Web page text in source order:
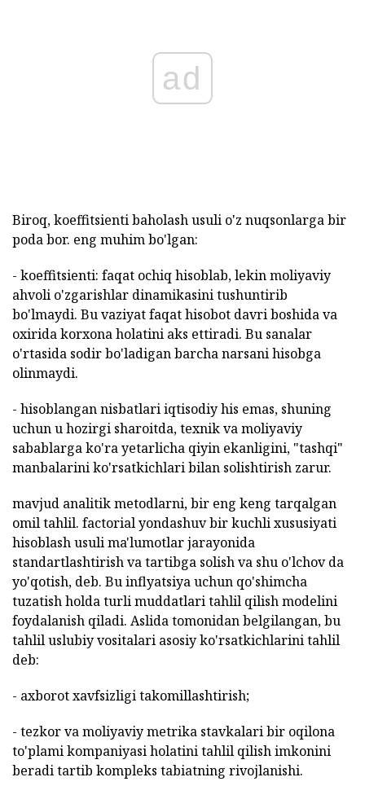
ad
Biroq, koeffitsienti baholash usuli o'z nuqsonlarga bir
poda bor. eng muhim bo'lgan:
- koeffitsienti: faqat ochiq hisoblab, lekin moliyaviy
ahvoli o'zgarishlar dinamikasini tushuntirib
bo'lmaydi. Bu vaziyat faqat hisobot davri boshida va
oxirida korxona holatini aks ettiradi. Bu sanalar
o'rtasida sodir bo'ladigan barcha narsani hisobga
olinmaydi.
- hisoblangan nisbatlari iqtisodiy his emas, shuning
uchun u hozirgi sharoitda, texnik va moliyaviy
sabablarga ko'ra yetarlicha qiyin ekanligini, "tashqi"
manbalarini ko'rsatkichlari bilan solishtirish zarur.
mavjud analitik metodlarni, bir eng keng tarqalgan
omil tahlil. factorial yondashuv bir kuchli xususiyati
hisoblash usuli ma'lumotlar jarayonida
standartlashtirish va tartibga solish va shu o'lchov da
yo'qotish, deb. Bu inflyatsiya uchun qo'shimcha
tuzatish holda turli muddatlari tahlil qilish modelini
foydalanish qiladi. Aslida tomonidan belgilangan, bu
tahlil uslubiy vositalari asosiy ko'rsatkichlarini tahlil
deb:
- axborot xavfsizligi takomillashtirish;
- tezkor va moliyaviy metrika stavkalari bir oqilona
to'plami kompaniyasi holatini tahlil qilish imkonini
beradi tartib kompleks tabiatning rivojlanishi.